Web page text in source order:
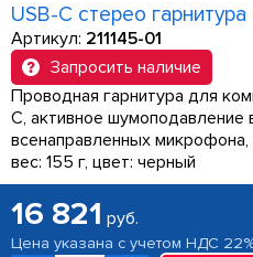
USB-C стерео
Артикул: 211145-01
Запросить наличие
Проводная гарнитура для
C, активное шумоподавление
всенаправленных
вес: 155 г, цвет: черный
16 821 руб.
Цена указана с учетом НДС